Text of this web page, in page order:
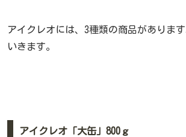
アイクレオには、3種類の商品がありま
いきます。
アイクレオ「大缶」800ｇ